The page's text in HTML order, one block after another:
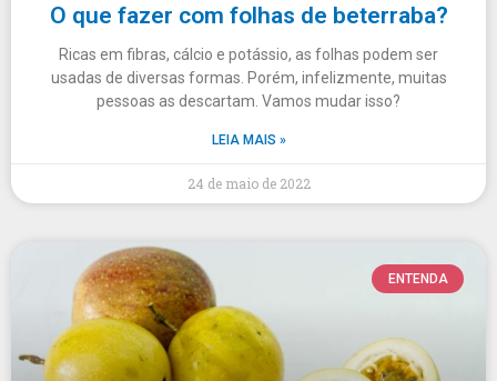
O que fazer com folhas de beterraba?
Ricas em fibras, cálcio e potássio, as folhas podem ser
usadas de diversas formas. Porém, infelizmente, muitas
pessoas as descartam. Vamos mudar isso?
LEIA MAIS »
24 de maio de 2022
ENTENDA